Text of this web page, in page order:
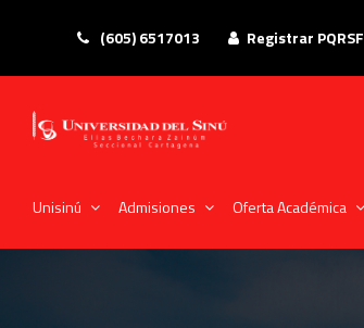
(605) 6517013 Registrar PQRSF
Unisinú Admisiones Oferta Académica